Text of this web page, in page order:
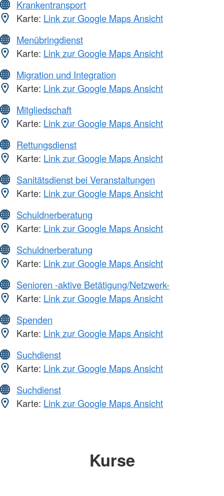
Krankentransport
Karte: Link zur Google Maps Ansicht
Menübringdienst
Karte: Link zur Google Maps Ansicht
Migration und Integration
Karte: Link zur Google Maps Ansicht
Mitgliedschaft
Karte: Link zur Google Maps Ansicht
Rettungsdienst
Karte: Link zur Google Maps Ansicht
Sanitätsdienst bei Veranstaltungen
Karte: Link zur Google Maps Ansicht
Schuldnerberatung
Karte: Link zur Google Maps Ansicht
Schuldnerberatung
Karte: Link zur Google Maps Ansicht
Senioren -aktive Betätigung/Netzwerk-
Karte: Link zur Google Maps Ansicht
Spenden
Karte: Link zur Google Maps Ansicht
Suchdienst
Karte: Link zur Google Maps Ansicht
Suchdienst
Karte: Link zur Google Maps Ansicht
Kurse